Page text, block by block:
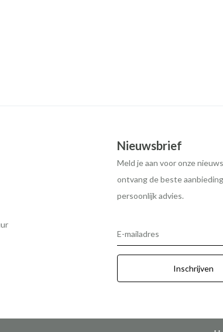
Nieuwsbrief
Meld je aan voor onze
ontvang de beste
persoonlijk advies.
E-mailadres
Inschrijven